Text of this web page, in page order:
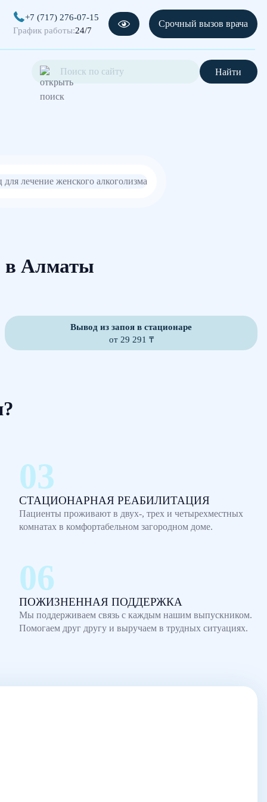
+7 (717) 276-07-15
График работы:24/7
Срочный вызов врача
Найти
в Алматы
Вывод из запоя в стационаре
от 29 291 ₸
СТАЦИОНАРНАЯ РЕАБИЛИТАЦИЯ
Пациенты проживают в двух-, трех и четырехместных
комнатах в комфортабельном загородном доме.
ПОЖИЗНЕННАЯ ПОДДЕРЖКА
Мы поддерживаем связь с каждым нашим выпускником.
Помогаем друг другу и выручаем в трудных ситуациях.